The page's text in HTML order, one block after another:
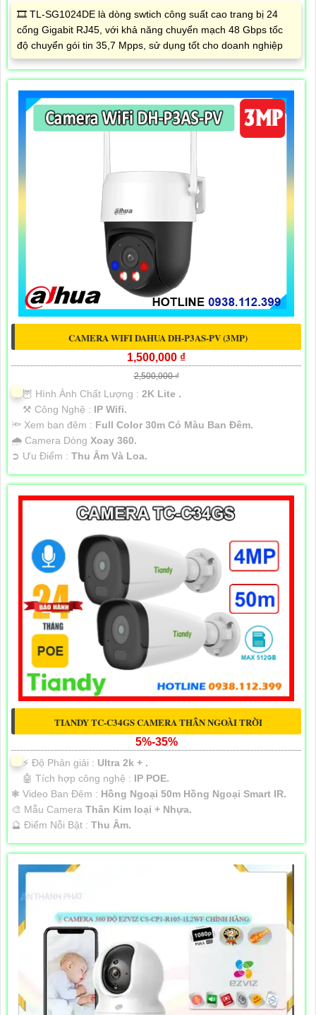
🎞 TL-SG1024DE là dòng swtich công suất cao trang bị 24
cổng Gigabit RJ45, với khả năng chuyển mạch 48 Gbps tốc
độ chuyển gói tin 35,7 Mpps, sử dụng tốt cho doanh nghiệp
CAMERA WIFI DAHUA DH-P3AS-PV (3MP)
1,500,000 ₫
2,500,000 ₫
🦉 Hình Ành Chất Lượng : 2K Lite .
⚒ Công Nghệ : IP Wifi.
🔦 Xem ban đêm : Full Color 30m Có Màu Ban Ðêm.
🌧️ Camera Dòng Xoay 360.
️➲ Ưu Điểm : Thu Âm Và Loa.
TIANDY TC-C34GS CAMERA THÂN NGOÀI TRỜI
5%-35%
️⚡ Độ Phân giải : Ultra 2k + .
🤖️ Tích hợp công nghệ : IP POE.
❃ Video Ban Đêm : Hồng Ngoại 50m Hồng Ngoại Smart IR.
🎨 Mẫu Camera Thân Kim loại + Nhựa.
️🔮 Điểm Nỗi Bật : Thu Âm.